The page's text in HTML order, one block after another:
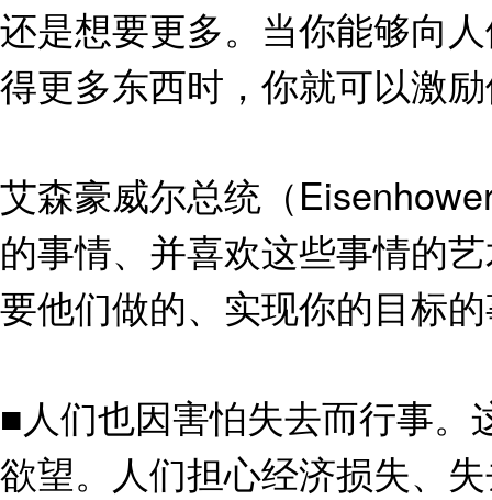
还是想要更多。当你能够向
得更多东西时，你就可以激
艾森豪威尔总统（
的事情、并喜欢这些事情的
要他们做的、实现你的目标
■人们也因害怕失去而行事
欲望。人们担心经济损失、